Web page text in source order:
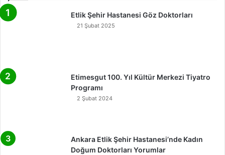
Etlik Şehir Hastanesi Göz Doktorları
21 Şubat 2025
Etimesgut 100. Yıl Kültür Merkezi Tiyatro
Programı
2 Şubat 2024
Ankara Etlik Şehir Hastanesi’nde Kadın
Doğum Doktorları Yorumlar